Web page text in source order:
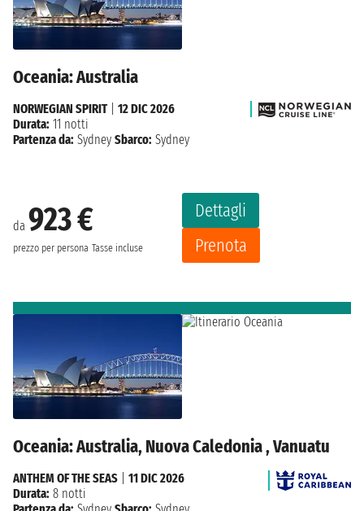
Oceania: Australia
da 923 €
prezzo per persona Tasse incluse
Dettagli
Prenota
NORWEGIAN SPIRIT| 12 DIC 2026
Durata: 11 notti
Partenza da: Sydney Sbarco: Sydney
Oceania: Australia, Nuova Caledonia , Vanuatu
ANTHEM OF THE SEAS
11 DIC 2026
Durata: 8 notti